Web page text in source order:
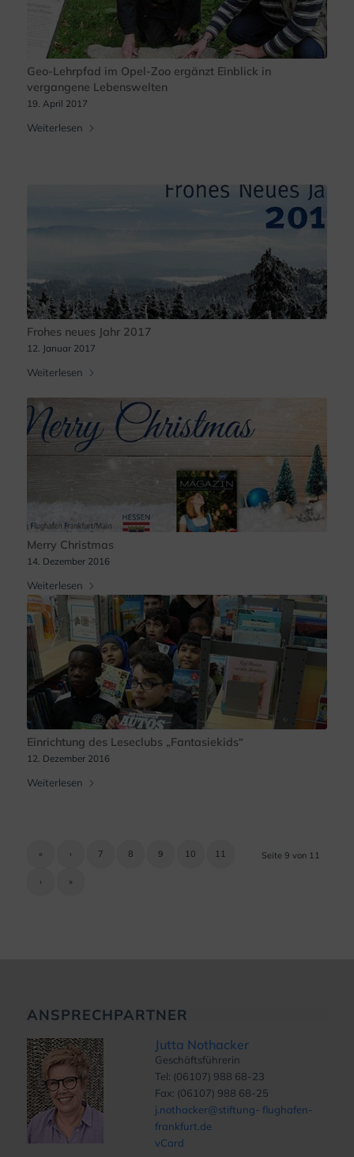
Geo-Lehrpfad im Opel-Zoo ergänzt Einblick in
vergangene Lebenswelten
19. April 2017
Weiterlesen
Frohes neues Jahr 2017
12. Januar 2017
Weiterlesen
Merry Christmas
14. Dezember 2016
Weiterlesen
Einrichtung des Leseclubs „Fantasiekids“
12. Dezember 2016
Weiterlesen
Seite 9 von 11
« ‹ 7 8 9 10 11
› »
ANSPRECHPARTNER
Jutta Nothacker
Geschäftsführerin
Tel: (06107) 988 68-23
Fax: (06107) 988 68-25
j.nothacker@stiftung- flughafen-
frankfurt.de
vCard